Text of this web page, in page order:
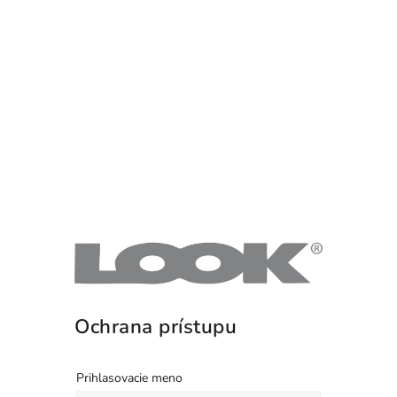
Ochrana prístupu
Prihlasovacie meno